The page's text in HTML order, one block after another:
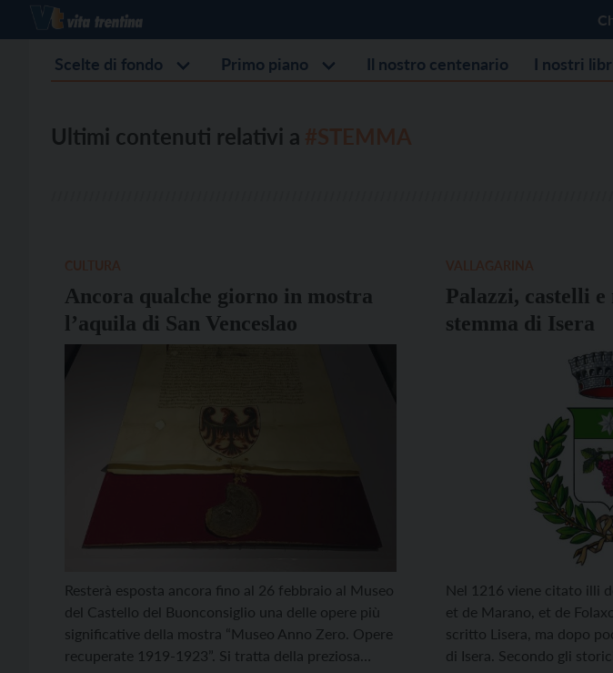
Scelte di fondo Primo piano Il nostro centenario I nostri
Ultimi contenuti relativi a
Ancora qualche giorno in mostra
l’aquila di San Venceslao
Resterà esposta ancora fino al 26 febbraio al Museo
del Castello del Buonconsiglio una delle opere più
significative della mostra “Museo Anno Zero. Opere
recuperate 1919-1923”. Si tratta della preziosa
Palazzi, castelli
stemma di Isera
Nel 1216 viene citato illi
et de Marano, et de
scritto Lisera, ma dopo
di Isera. Secondo gli